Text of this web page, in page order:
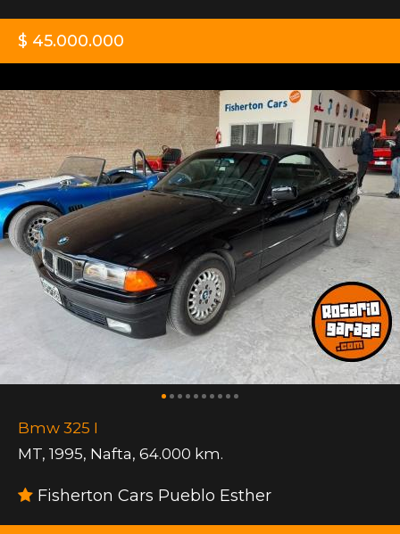
$ 45.000.000
Bmw 325 I
MT, 1995, Nafta, 64.000 km.
Fisherton Cars Pueblo Esther